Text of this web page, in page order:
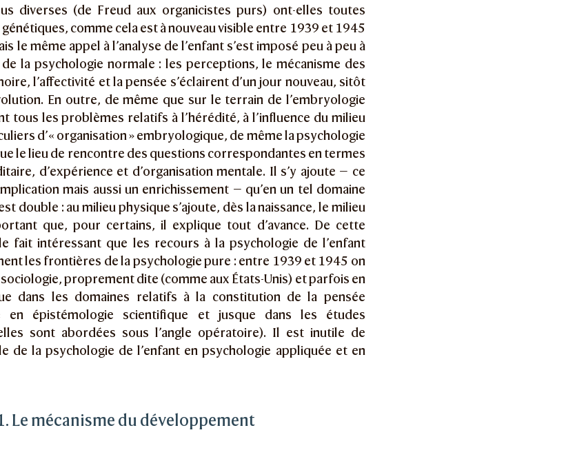
diverses (de Freud aux organicistes purs) ont-elles toutes
comme cela est à nouveau visible entre 1939 et 1945
le même appel à l’analyse de l’enfant s’est imposé peu à peu à
la psychologie normale : les perceptions, le mécanisme des
l’affectivité et la pensée s’éclairent d’un jour nouveau, sitôt
En outre, de même que sur le terrain de l’embryologie
tous les problèmes relatifs à l’hérédité, à l’influence du milieu
d’« organisation » embryologique, de même la psychologie
le lieu de rencontre des questions correspondantes en termes
d’expérience et d’organisation mentale. Il s’y ajoute — ce
mais aussi un enrichissement — qu’en un tel domaine
double : au milieu physique s’ajoute, dès la naissance, le milieu
que, pour certains, il explique tout d’avance. De cette
fait intéressant que les recours à la psychologie de l’enfant
les frontières de la psychologie pure : entre 1939 et 1945 on
sociologie, proprement dite (comme aux États-Unis) et parfois en
dans les domaines relatifs à la constitution de la pensée
en épistémologie scientifique et jusque dans les études
sont abordées sous l’angle opératoire). Il est inutile de
de la psychologie de l’enfant en psychologie appliquée et en
Le mécanisme du développement